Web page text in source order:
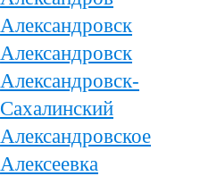
Александровск
Александровск
Александровск-
Сахалинский
Александровское
Алексеевка